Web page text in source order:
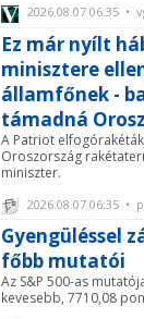
2026.08.07 06:35 •
Ez már nyílt
minisztere
államfőnek -
támadná
A Patriot
Oroszország
miniszter.
2026.08.07 06:35 •
Gyengüléssel
főbb mutatói
Az S&P 500-as
kevesebb, 7710,08